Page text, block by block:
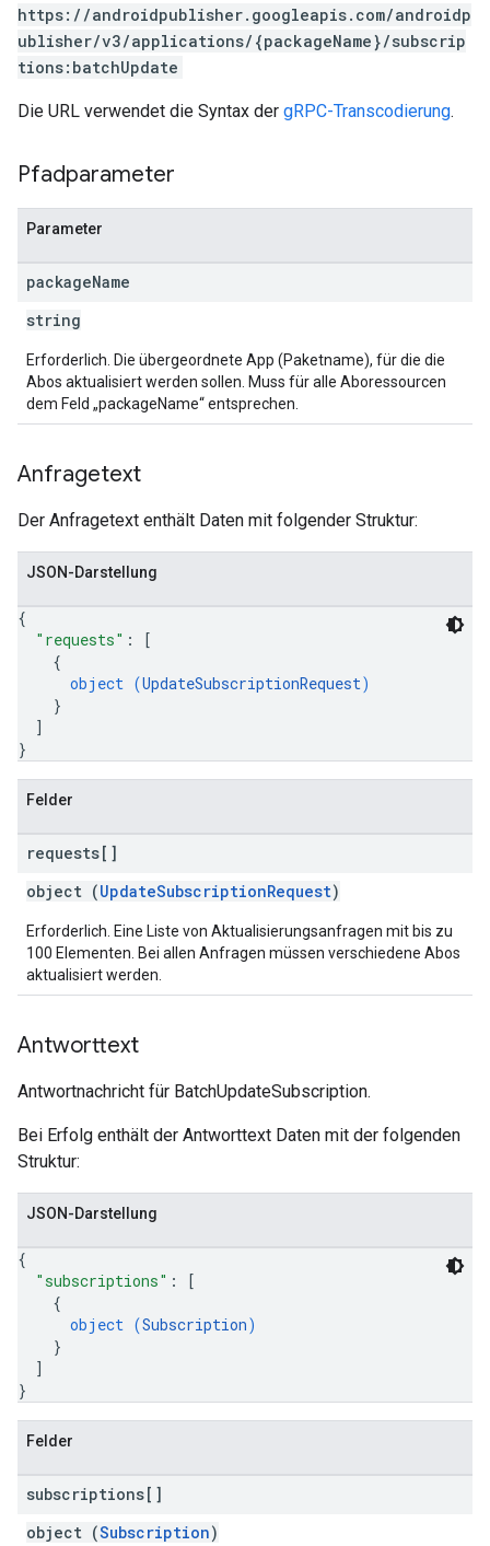
https://androidpublisher.googleapis.com/androidp
ublisher/v3/applications/{packageName}/subscrip
tions:batchUpdate
Die URL verwendet die Syntax der gRPC-Transcodierung.
Pfadparameter
Parameter
packageName
string
Erforderlich. Die übergeordnete App (Paketname), für die die
Abos aktualisiert werden sollen. Muss für alle Aboressourcen
dem Feld „packageName“ entsprechen.
Anfragetext
Der Anfragetext enthält Daten mit folgender Struktur:
JSON-Darstellung
{
"requests" :
[
{
object (UpdateSubscriptionRequest)
}
]
}
Felder
requests[]
object (UpdateSubscriptionRequest)
Erforderlich. Eine Liste von Aktualisierungsanfragen mit bis zu
100 Elementen. Bei allen Anfragen müssen verschiedene Abos
aktualisiert werden.
Antworttext
Antwortnachricht für BatchUpdateSubscription.
Bei Erfolg enthält der Antworttext Daten mit der folgenden
Struktur:
JSON-Darstellung
{
"subscriptions" :
[
{
object (Subscription)
}
]
}
Felder
subscriptions[]
object (Subscription)